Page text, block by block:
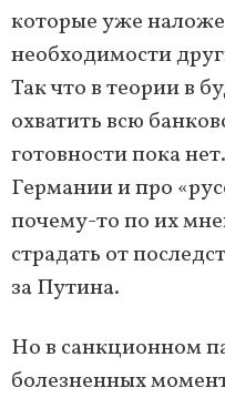
которые уже
необходимости
Так что в теории в
охватить всю
готовности пока
Германии и про
почему-то по их
страдать от
за Путина.
Но в санкционном
болезненных